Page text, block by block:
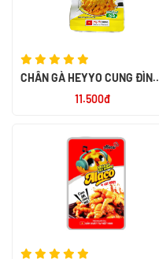
CHÂN GÀ HEYYO CUNG ĐÌNH
11.500đ